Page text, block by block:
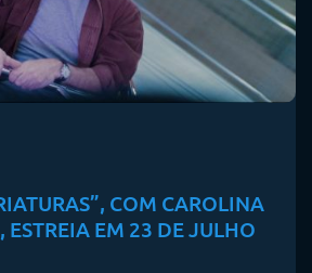
COM CAROLINA
EM 23 DE JULHO